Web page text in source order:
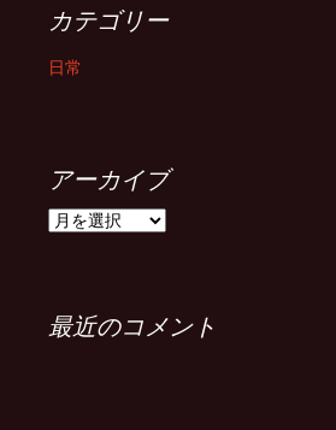
カテゴリー
日常
アーカイブ
ア
ブ
最近のコメント